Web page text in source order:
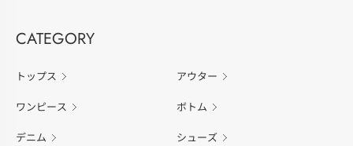
CATEGORY
トップス アウター
ワンピース ボトム
デニム シューズ